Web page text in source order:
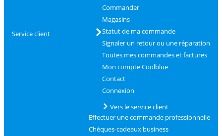
Service client
Commander
Magasins
Statut de ma commande
Signaler un retour ou une réparation
Toutes mes commandes et factures
Mon compte Coolblue
Contact
Connexion
Vers le service client
Effectuer une commande professionnelle
Chèques-cadeaux business